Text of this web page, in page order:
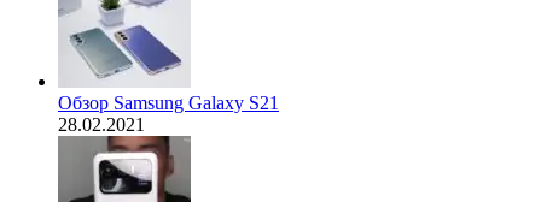
Обзор Samsung Galaxy S21
28.02.2021